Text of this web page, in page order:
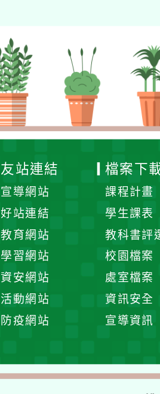
友站連結
宣導網站
好站連結
教育網站
學習網站
資安網站
活動網站
防疫網站
檔案下
課程計畫
學生課表
教科書評
校園檔案
處室檔案
資訊安全
宣導資訊